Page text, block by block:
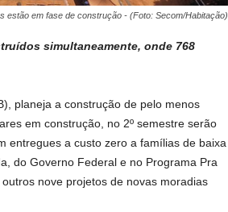
estão em fase de construção - (Foto: Secom/Habitação)
simultaneamente, onde 768
planeja a construção de pelo menos
em construção, no 2º semestre serão
entregues a custo zero a famílias de baixa
do Governo Federal e no Programa Pra
nove projetos de novas moradias